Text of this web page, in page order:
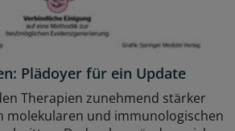
Plädoyer für ein Update
Therapien zunehmend stärker
molekularen und immunologischen